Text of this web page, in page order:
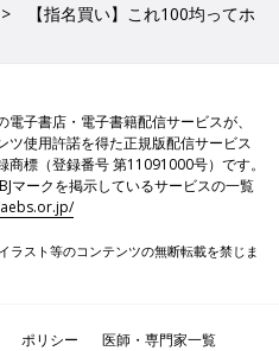
【指名買い】これ100均ってホ
電子書店・電子書籍配信サービスが、
ツ使用許諾を得た正規版配信サービス
商標（登録番号 第11091000号）です。
マークを掲示しているサービスの一覧
ラスト等のコンテンツの無断転載を禁じま
ポリシー
医師・専門家一覧